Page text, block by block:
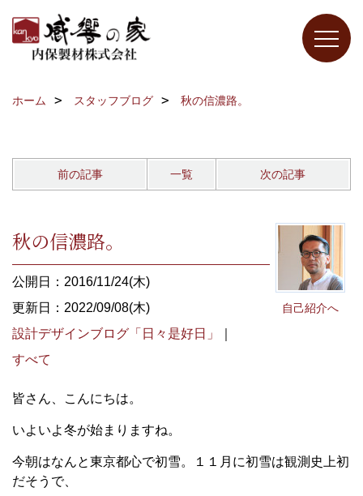
ホーム スタッフブログ 秋の信濃路。
前の記事 一覧 次の記事
自己紹介へ
秋の信濃路。
公開日：2016/11/24(木)
更新日：2022/09/08(木)
設計デザインブログ「日々是好日」
すべて
皆さん、こんにちは。
いよいよ冬が始まりますね。
今朝はなんと東京都心で初雪。１１月に初雪は観測史上初
だそうで、